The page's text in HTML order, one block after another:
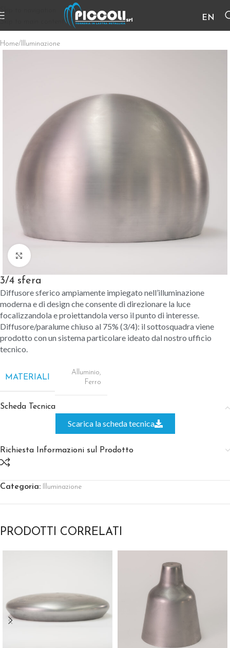
Skip to navigation
EN
Home/Illuminazione
3/4 sfera
Diffusore sferico ampiamente impiegato nell’illuminazione
moderna e di design che consente di direzionare la luce
focalizzandola e proiettandola verso il punto di interesse.
Diffusore/paralume chiuso al 75% (3/4): il sottosquadra viene
prodotto con un sistema particolare ideato dal nostro ufficio
tecnico.
MATERIALI
Alluminio,
Ferro
Scheda Tecnica
Scarica la scheda tecnica
Richiesta Informazioni sul Prodotto
Categoria: Illuminazione
PRODOTTI CORRELATI